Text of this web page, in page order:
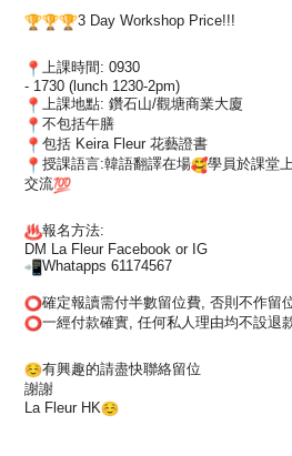
3 Day Workshop Price!!!
上課時間: 0930
- 1730 (lunch 1230-2pm)
上課地點: 鑽石山/觀塘商業大廈
不包括午膳
包括 Keira Fleur 花藝證書
授課語言:韓語翻譯在場
學員於課堂
交流
報名方法:
DM La Fleur Facebook or IG
Whatapps 61174567
確定報讀需付半數留位費, 否則不作留
一經付款確實, 任何私人理由均不設退
有興趣的請盡快聯絡留位
謝謝
La Fleur HK